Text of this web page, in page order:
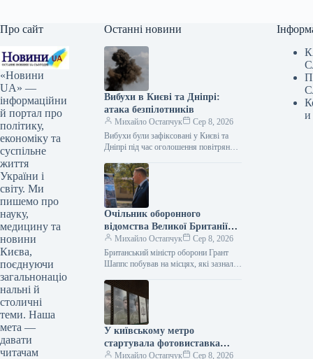
Про сайт
«Новини
UA» —
інформаційни
й портал про
політику,
економіку та
суспільне
життя
України і
світу. Ми
пишемо про
науку,
медицину та
новини
Києва,
поєднуючи
загальнонаціо
нальні й
столичні
теми. Наша
мета —
давати
читачам
Останні новини
Вибухи в Києві та Дніпрі:
атака безпілотників
Михайло Остапчук
Сер 8, 2026
Вибухи були зафіксовані у Києві та
Дніпрі під час оголошення повітряної
підтверджують представники ЗМІ, які
працюють на…
Очільник оборонного
відомства Великої Британії
Грант Шеппс побував у Києві,
оглядаючи наслідки
російських атак.
Михайло Остапчук
Сер 8, 2026
Британський міністр оборони Грант
Шаппс побував на місцях, які зазнали
інформацією Укрінформу, це стало
відомо…
У київському метро
стартувала фотовиставка
«Обличчя піхоти»
Михайло Остапчук Сер 8, 2026
и